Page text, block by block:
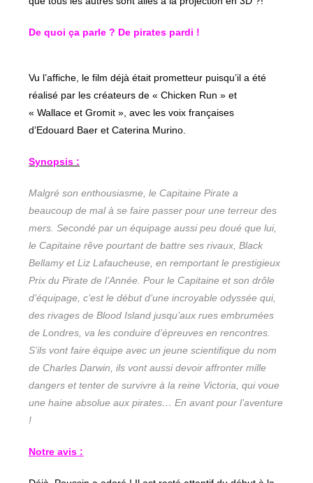
De quoi ça parle ? De pirates pardi !
Vu l’affiche, le film déjà était prometteur puisqu’il a été
réalisé par les créateurs de « Chicken Run » et
« Wallace et Gromit », avec les voix françaises
d’Edouard Baer et Caterina Murino.
Synopsis :
Malgré son enthousiasme, le Capitaine Pirate a
beaucoup de mal à se faire passer pour une terreur des
mers. Secondé par un équipage aussi peu doué que lui,
le Capitaine rêve pourtant de battre ses rivaux, Black
Bellamy et Liz Lafaucheuse, en remportant le prestigieux
Prix du Pirate de l’Année. Pour le Capitaine et son drôle
d’équipage, c’est le début d’une incroyable odyssée qui,
des rivages de Blood Island jusqu’aux rues embrumées
de Londres, va les conduire d’épreuves en rencontres.
S’ils vont faire équipe avec un jeune scientifique du nom
de Charles Darwin, ils vont aussi devoir affronter mille
dangers et tenter de survivre à la reine Victoria, qui voue
une haine absolue aux pirates… En avant pour l’aventure
!
Notre avis :